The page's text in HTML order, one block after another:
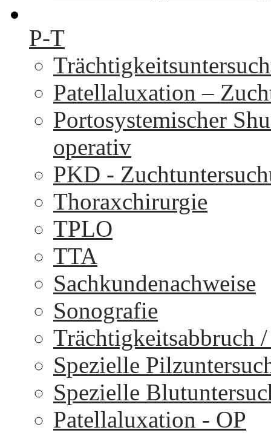
P-T
Patellaluxation –
Portosystemischer
operativ
PKD -
Thoraxchirurgie
TPLO
TTA
Sachkundenachweise
Sonografie
Trächtigkeitsabbruch
Spezielle
Spezielle
Patellaluxation - OP